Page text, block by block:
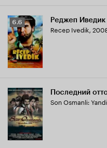
Рейтинг
Кинопоиска
6.6
6.6 Реджеп Иведик
Recep Ivedik,
Последний
Son Osmanli: